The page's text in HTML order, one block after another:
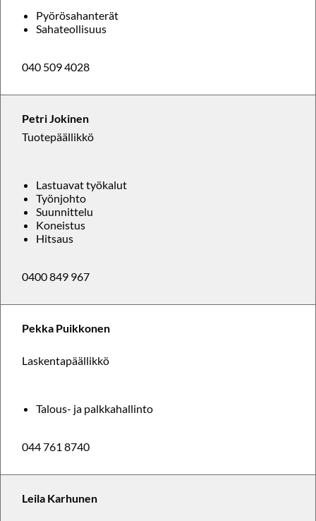
Pyörösahanterät
Sahateollisuus
040 509 4028
Petri Jokinen
Tuotepäällikkö
Lastuavat työkalut
Työnjohto
Suunnittelu
Koneistus
Hitsaus
0400 849 967
Pekka Puikkonen
Laskentapäällikkö
Talous- ja palkkahallinto
044 761 8740
Leila Karhunen